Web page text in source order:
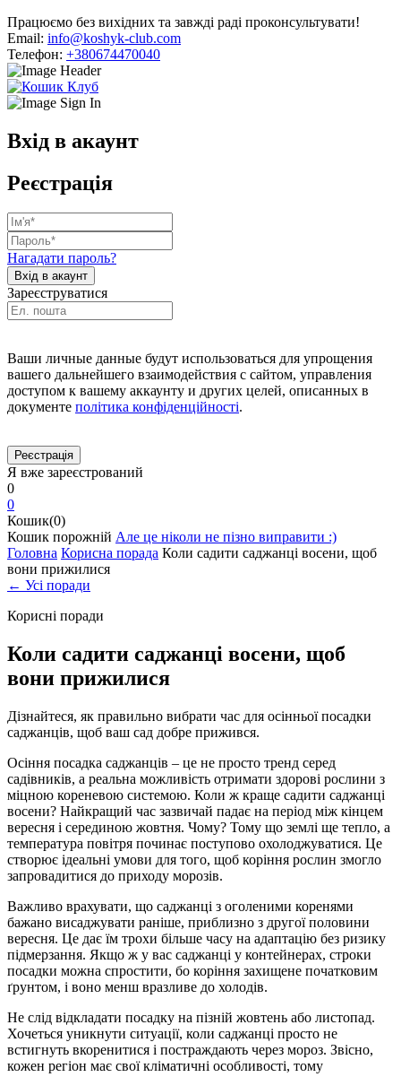
Працюємо без вихідних та завжді раді проконсультувати!
Email: info@koshyk-club.com
Телефон: +380674470040
Вхід в акаунт
Реєстрація
Нагадати пароль?
Зареєструватися
Ваши личные данные будут использоваться для упрощения
вашего дальнейшего взаимодействия с сайтом, управления
доступом к вашему аккаунту и других целей, описанных в
документе політика конфіденційності.
Я вже зареєстрований
0
0
Кошик(0)
Кошик порожній Але це ніколи не пізно виправити :)
Головна Корисна порада Коли садити саджанці восени, щоб
вони прижилися
← Усі поради
Корисні поради
Коли садити саджанці восени, щоб
вони прижилися
Дізнайтеся, як правильно вибрати час для осінньої посадки
саджанців, щоб ваш сад добре прижився.
Осіння посадка саджанців – це не просто тренд серед
садівників, а реальна можливість отримати здорові рослини з
міцною кореневою системою. Коли ж краще садити саджанці
восени? Найкращий час зазвичай падає на період між кінцем
вересня і серединою жовтня. Чому? Тому що землі ще тепло, а
температура повітря починає поступово охолоджуватися. Це
створює ідеальні умови для того, щоб коріння рослин змогло
запровадитися до приходу морозів.
Важливо врахувати, що саджанці з оголеними коренями
бажано висаджувати раніше, приблизно з другої половини
вересня. Це дає їм трохи більше часу на адаптацію без ризику
підмерзання. Якщо ж у вас саджанці у контейнерах, строки
посадки можна спростити, бо коріння захищене початковим
ґрунтом, і воно менш вразливе до холодів.
Не слід відкладати посадку на пізній жовтень або листопад.
Хочеться уникнути ситуації, коли саджанці просто не
встигнуть вкоренитися і постраждають через мороз. Звісно,
кожен регіон має свої кліматичні особливості, тому